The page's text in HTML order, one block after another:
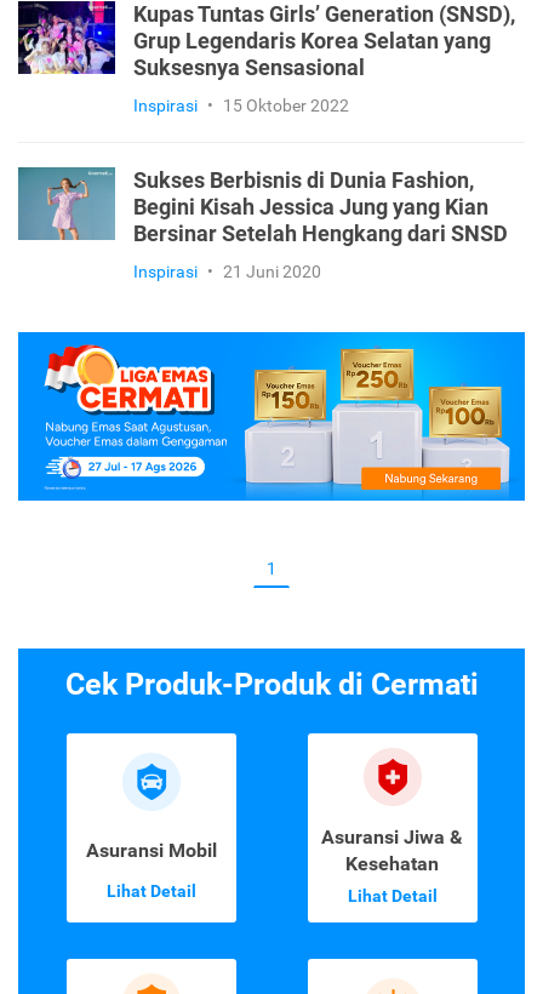
Kupas Tuntas Girls’ Generation (SNSD),
Grup Legendaris Korea Selatan yang
Suksesnya Sensasional
Inspirasi • 15 Oktober 2022
Sukses Berbisnis di Dunia Fashion,
Begini Kisah Jessica Jung yang Kian
Bersinar Setelah Hengkang dari SNSD
Inspirasi • 21 Juni 2020
1
Cek Produk-Produk di Cermati
Asuransi Mobil
Lihat Detail
Asuransi Jiwa &
Kesehatan
Lihat Detail